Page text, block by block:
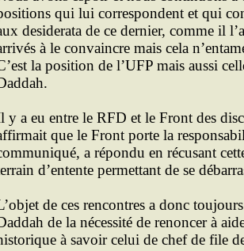
qui lui correspondent et qui
desiderata de ce dernier, comme il
à le convaincre mais cela
la position de l’UFP mais aussi
y a eu entre le RFD et le Front des
que le Front porte la
a répondu en récusant
d’entente permettant de se
de ces rencontres a donc
de la nécessité de renoncer à
à savoir celui de chef de file